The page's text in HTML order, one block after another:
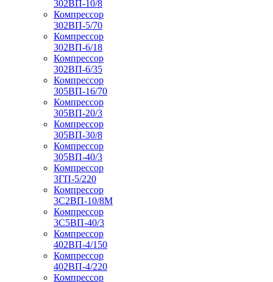
302ВП-10/8
Компрессор
302ВП-5/70
Компрессор
302ВП-6/18
Компрессор
302ВП-6/35
Компрессор
305ВП-16/70
Компрессор
305ВП-20/3
Компрессор
305ВП-30/8
Компрессор
305ВП-40/3
Компрессор
3ГП-5/220
Компрессор
3С2ВП-10/8М
Компрессор
3С5ВП-40/3
Компрессор
402ВП-4/150
Компрессор
402ВП-4/220
Компрессор